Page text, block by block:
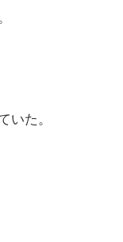
いた。